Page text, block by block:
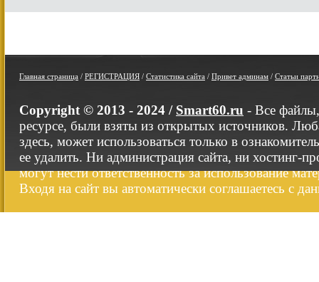
Главная страница / РЕГИСТРАЦИЯ / Статистика сайта / Привет админам / Статьи
Copyright © 2013 - 2024 / Smart60.ru - Все
ресурсе, были взяты из открытых источников.
здесь, может использоваться только в
ее удалить. Ни администрация сайта, ни хостинг-
могут нести ответственность за использование
Входя на сайт вы автоматически соглашаетесь с